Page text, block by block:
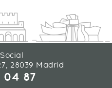
28039 Madrid
04 87